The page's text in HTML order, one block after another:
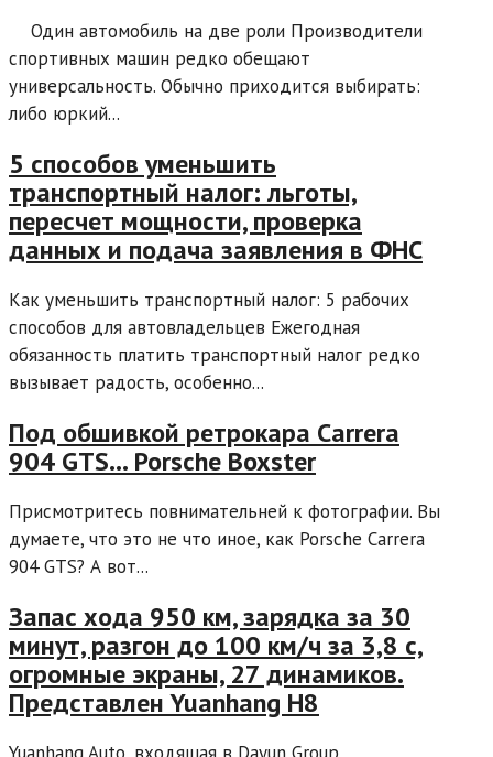
Один автомобиль на две роли Производители
спортивных машин редко обещают
универсальность. Обычно приходится выбирать:
либо юркий...
5 способов уменьшить
транспортный налог: льготы,
пересчет мощности, проверка
данных и подача заявления в ФНС
Как уменьшить транспортный налог: 5 рабочих
способов для автовладельцев Ежегодная
обязанность платить транспортный налог редко
вызывает радость, особенно...
Под обшивкой ретрокара Carrera
904 GTS… Porsche Boxster
Присмотритесь повнимательней к фотографии. Вы
думаете, что это не что иное, как Porsche Carrera
904 GTS? А вот...
Запас хода 950 км, зарядка за 30
минут, разгон до 100 км/ч за 3,8 с,
огромные экраны, 27 динамиков.
Представлен Yuanhang H8
Yuanhang Auto, входящая в Dayun Group,